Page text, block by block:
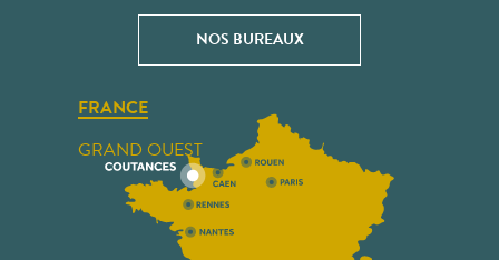
NOS BUREAUX
FRANCE
GRAND OUEST